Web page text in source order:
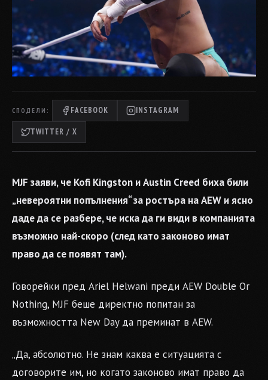
СПОДЕЛИ: FACEBOOK INSTAGRAM
TWITTER / X
MJF заяви, че Kofi Kingston и Austin Creed биха били
„невероятни попълнения“ за ростъра на AEW и ясно
даде да се разбере, че иска да ги види в компанията
възможно най-скоро (след като законово имат
право да се появят там).
Говорейки пред Ariel Helwani преди AEW Double Or
Nothing, MJF беше директно попитан за
възможността New Day да преминат в AEW.
„Да, абсолютно. Не знам каква е ситуацията с
договорите им, но когато законово имат право да